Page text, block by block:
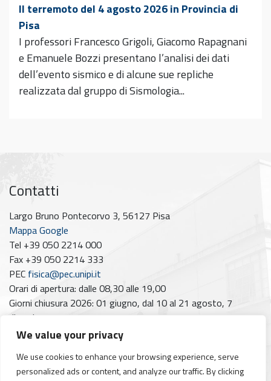
We value your privacy
We use cookies to enhance your browsing experience, serve
personalized ads or content, and analyze our traffic. By clicking
Il terremoto del 4 agosto 2026 in Provincia di
Pisa
I professori Francesco Grigoli, Giacomo Rapagnani
e Emanuele Bozzi presentano l’analisi dei dati
dell’evento sismico e di alcune sue repliche
realizzata dal gruppo di Sismologia...
Contatti
Largo Bruno Pontecorvo 3, 56127 Pisa
Mappa Google
Tel +39 050 2214 000
Fax +39 050 2214 333
PEC fisica@pec.unipi.it
Orari di apertura: dalle 08,30 alle 19,00
Giorni chiusura 2026: 01 giugno, dal 10 al 21 agosto, 7
dicembre
Seguici su
Facebook
Instagram
YouTube
https://www.linkedin.com/company/dipartimento-di-fisica-unipi/posts/?feedView=all